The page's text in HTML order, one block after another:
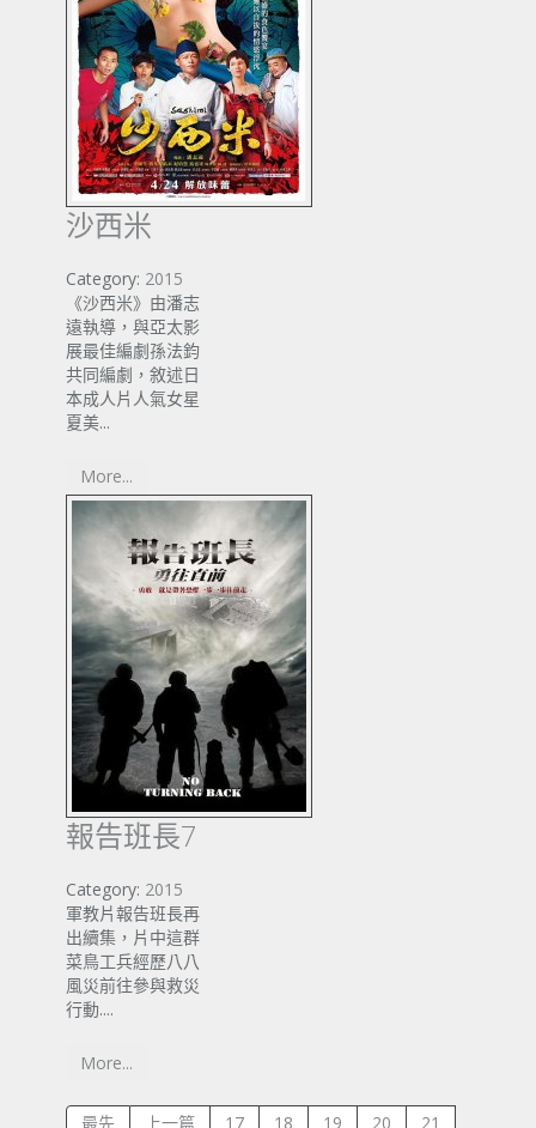
沙西米
Category: 2015
《沙西米》由潘志
遠執導，與亞太影
展最佳編劇孫法鈞
共同編劇，敘述日
本成人片人氣女星
夏美...
More...
報告班長7
Category: 2015
軍教片報告班長再
出續集，片中這群
菜鳥工兵經歷八八
風災前往參與救災
行動....
More...
最先 上一篇 17 18 19 20 21